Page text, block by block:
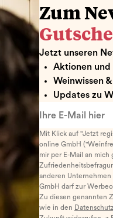
Zum
Jetzt unseren
Aktionen und
Weinwissen
Updates zu
Mit Klick auf "Jetzt
online GmbH
mir per E-Mail an
anderen Unternehmen
GmbH darf zur
Zu diesen genannten
wie in den